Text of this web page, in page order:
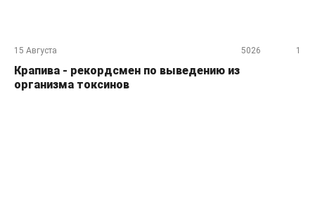
15 Августа 1
5026
Крапива - рекордсмен по выведению из
организма токсинов